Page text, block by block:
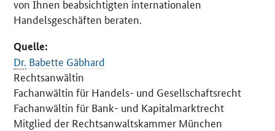
von Ihnen beabsichtigten internationalen
Handelsgeschäften beraten.
Quelle:
Dr. Babette Gäbhard
Rechtsanwältin
Fachanwältin für Handels- und Gesellschaftsrecht
Fachanwältin für Bank- und Kapitalmarktrecht
Mitglied der Rechtsanwaltskammer München